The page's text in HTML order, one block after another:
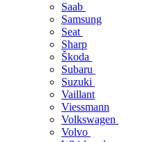
Saab
Samsung
Seat
Sharp
Škoda
Subaru
Suzuki
Vaillant
Viessmann
Volkswagen
Volvo